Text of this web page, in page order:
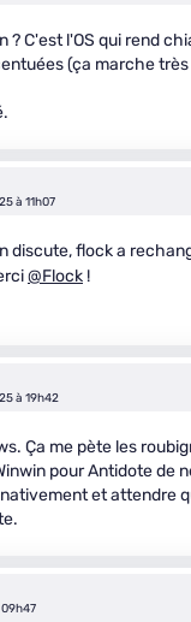
? C'est l'OS qui rend
(ça marche très
à 11h07
discute, flock a
@Flock !
à 19h42
Ça me pète les
pour Antidote de
et attendre